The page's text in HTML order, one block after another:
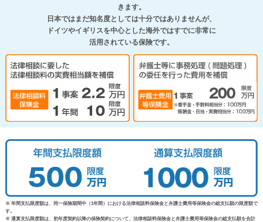
きます。
日本ではまだ知名度としては十分ではありませんが、
ドイツやイギリスを中心とした海外ではすでに非常に
活用されている保険です。
※ 年間支払限度額は、同一保険期間中（1年間）における法律相談料保険金と弁護士費用等保険金の総支払額の限度額で
す。
※ 通算支払限度額は、初年度契約以降の保険契約について、法律相談料保険金と弁護士費用等保険金の総支払額を合計